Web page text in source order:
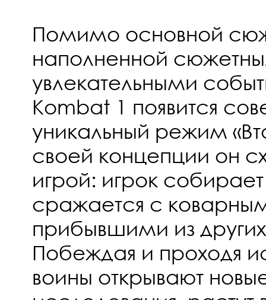
Помимо основной
наполненной
увлекательными
Kombat 1 появится
уникальный режим
своей концепции он
игрой: игрок
сражается с
прибывшими из
Побеждая и проходя
воины открывают